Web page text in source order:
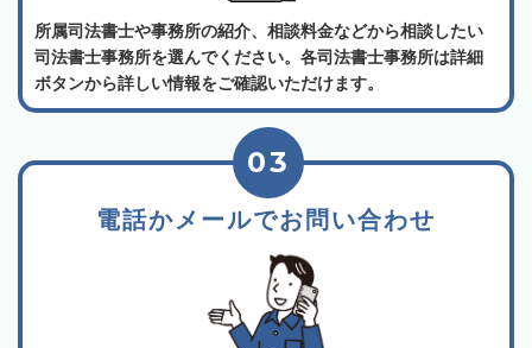
所属司法書士や事務所の紹介、相談料金などから相談したい
司法書士事務所を選んでください。各司法書士事務所は詳細
ボタンから詳しい情報をご確認いただけます。
電話かメールでお問い合わせ
03